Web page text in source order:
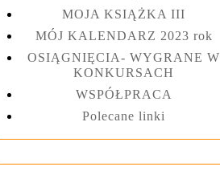
MOJA KSIĄŻKA III
MÓJ KALENDARZ 2023 rok
OSIĄGNIĘCIA- WYGRANE W
KONKURSACH
WSPÓŁPRACA
Polecane linki